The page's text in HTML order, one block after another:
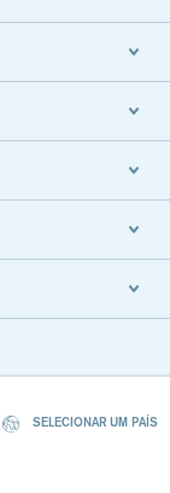
SELECIONAR UM PAÍS